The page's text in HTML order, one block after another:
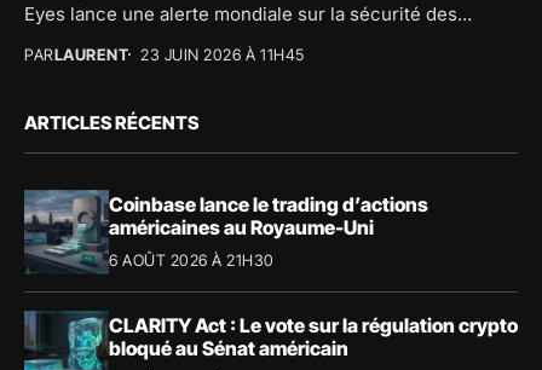
Eyes lance une alerte mondiale sur la sécurité des...
PARLAURENT 23 JUIN 2026 À 11H45
ARTICLES RÉCENTS
Coinbase lance le trading d’actions
américaines au Royaume-Uni
6 AOÛT 2026 À 21H30
CLARITY Act : Le vote sur la régulation crypto
bloqué au Sénat américain